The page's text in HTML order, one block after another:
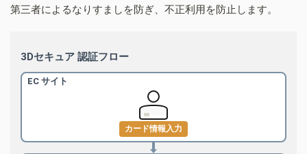
第三者によるなりすましを防ぎ、不正利用を防止します。
3Dセキュア 認証フロー
EC サイト
カード情報入力